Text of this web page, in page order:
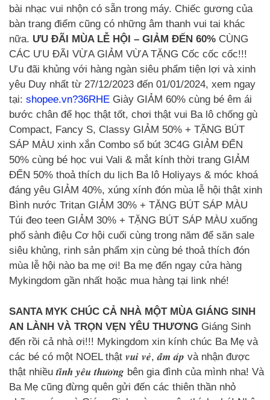
bài nhạc vui nhộn có sẵn trong máy. Chiếc gương của
bàn trang điểm cũng có những âm thanh vui tai khác
nữa. ƯU ĐÃI MÙA LỄ HỘI – GIẢM ĐẾN 60% CÙNG
CÁC ƯU ĐÃI VỪA GIẢM VỪA TẶNG Cốc cốc cốc!!!
Ưu đãi khủng với hàng ngàn siêu phẩm tiện lợi và xinh
yêu Duy nhất từ 27/12/2023 đến 01/01/2024, xem ngay
tại: shopee.vn?36RHE Giày GIẢM 60% cùng bé êm ái
bước chân để học thật tốt, chơi thật vui Ba lô chống gù
Compact, Fancy S, Classy GIẢM 50% + TẶNG BÚT
SÁP MÀU xinh xắn Combo sổ bút 3C4G GIẢM ĐẾN
50% cùng bé học vui Vali & mắt kính thời trang GIẢM
ĐẾN 50% thoả thích du lịch Ba lô Holiyays & móc khoá
đáng yêu GIẢM 40%, xúng xính đón mùa lễ hội thật xinh
Bình nước Tritan GIẢM 30% + TẶNG BÚT SÁP MÀU
Túi đeo teen GIẢM 30% + TẶNG BÚT SÁP MÀU xuống
phố sành điệu Cơ hội cuối cùng trong năm để săn sale
siêu khủng, rinh sản phẩm xịn cùng bé thoả thích đón
mùa lễ hội nào ba mẹ ơi! Ba mẹ đến ngay cửa hàng
Mykingdom gần nhất hoặc mua hàng tại link nhé!
SANTA MYK CHÚC CẢ NHÀ MỘT MÙA GIÁNG SINH
AN LÀNH VÀ TRỌN VẸN YÊU THƯƠNG Giáng Sinh
đến rồi cả nhà ơi!!! Mykingdom xin kính chúc Ba Mẹ và
các bé có một NOEL thật 𝒗𝒖𝒊 𝒗𝒆̉, 𝒂̂́𝒎 𝒂́𝒑 và nhận được
thật nhiều 𝒕𝒊̀𝒏𝒉 𝒚𝒆̂𝒖 𝒕𝒉𝒖̛𝒐̛𝒏𝒈 bên gia đình của mình nha! Và
Ba Mẹ cũng đừng quên gửi đến các thiên thần nhỏ